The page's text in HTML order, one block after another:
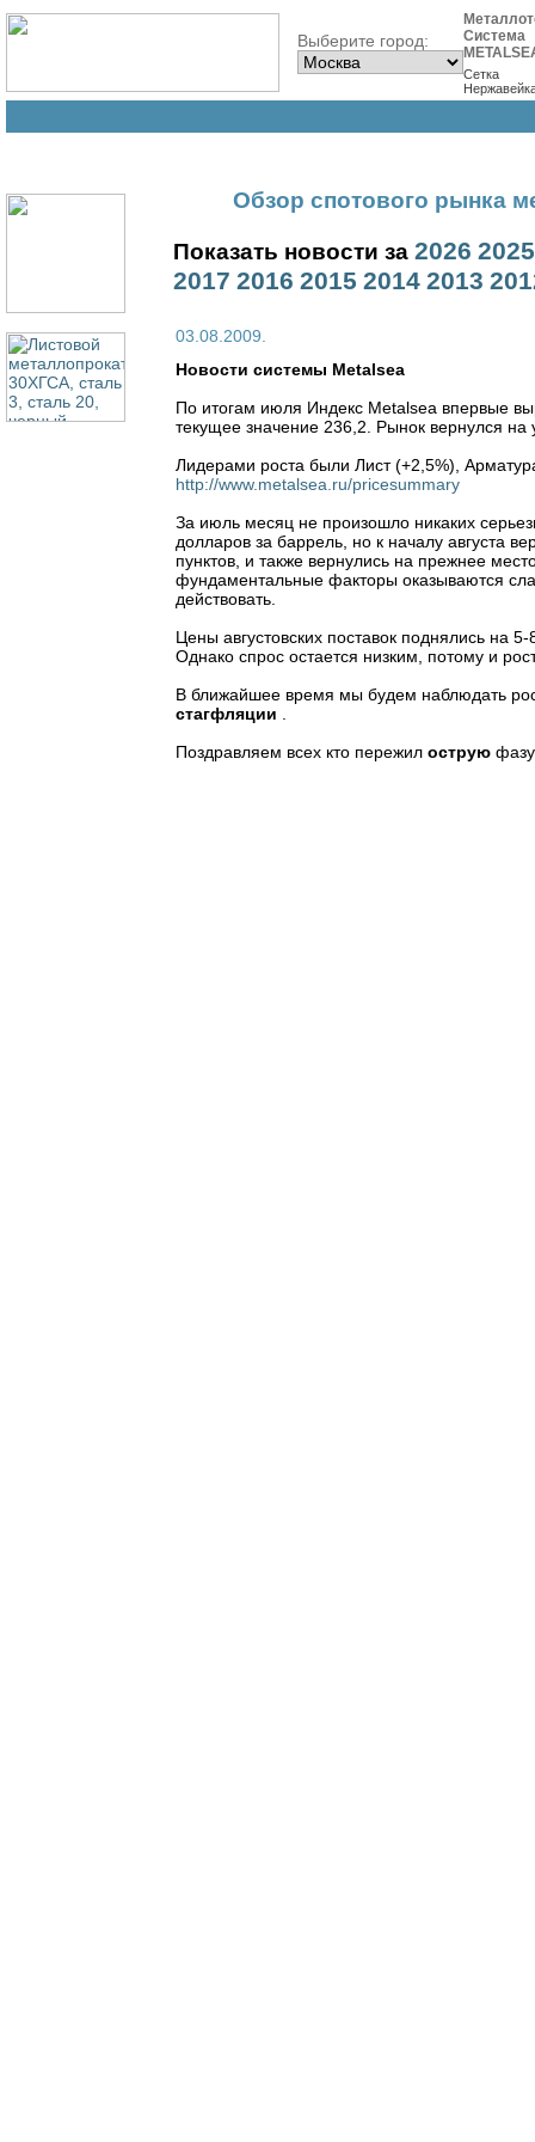
Выберите город:
Система
Сетка
Обзор спотового рынка
Показать новости за 2026 2025
2017 2016 2015 2014 2013
03.08.2009.
Новости cистемы Metalsea
По итогам июля Индекс Metalsea впервые
текущее значение 236,2. Рынок вернулся
Лидерами роста были Лист (+2,5%),
http://www.metalsea.ru/pricesummary
За июль месяц не произошло никаких
долларов за баррель, но к началу августа
пунктов, и также вернулись на прежнее
фундаментальные факторы оказываются
действовать.
Цены августовских поставок поднялись на
Однако спрос остается низким, потому и
В ближайшее время мы будем наблюдать
стагфляции .
Поздравляем всех кто пережил острую